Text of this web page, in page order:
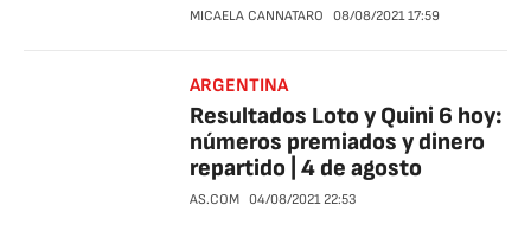
MICAELA CANNATARO 08/08/2021 17:59
ARGENTINA
Resultados Loto y Quini 6 hoy:
números premiados y dinero
repartido | 4 de agosto
AS.COM 04/08/2021 22:53